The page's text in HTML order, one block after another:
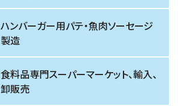
ハンバーガー用パテ・魚肉ソーセージ
製造
食料品専門スーパーマーケット、輸入、
卸販売